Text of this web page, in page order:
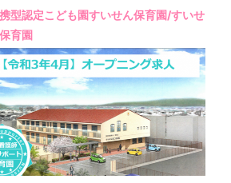
型認定こども園すいせん保育園/すいせ
育園